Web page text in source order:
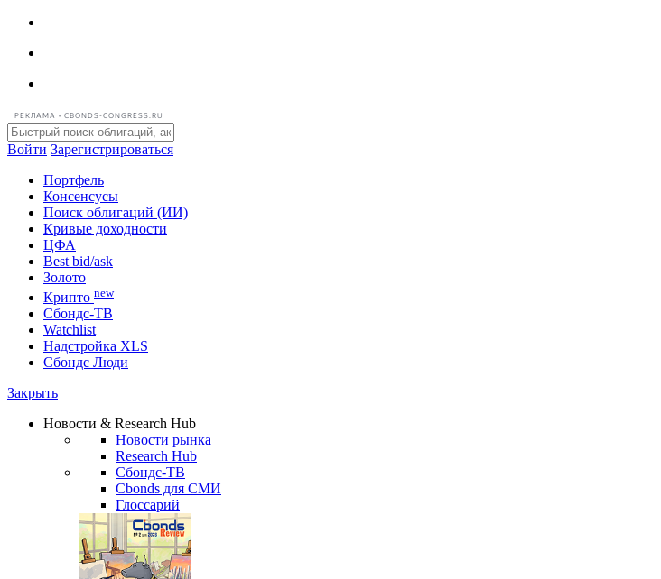
РЕКЛАМА • CBONDS-CONGRESS.RU
Войти Зарегистрироваться
Портфель
Консенсусы
Поиск облигаций (ИИ)
Кривые доходности
ЦФА
Best bid/ask
Золото
Криптоnew
Сбондс-ТВ
Надстройка XLS
Сбондс Люди
Новости & Research Hub
Новости рынка
Research Hub
Сбондс-ТВ
Cbonds для СМИ
Глоссарий